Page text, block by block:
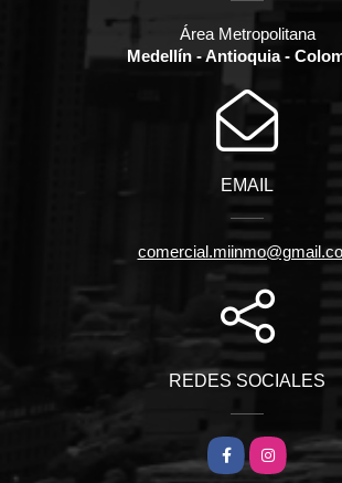
Área Metropolitana
Medellín - Antioquia -
EMAIL
REDES SOCIALES
FacebookInstagram